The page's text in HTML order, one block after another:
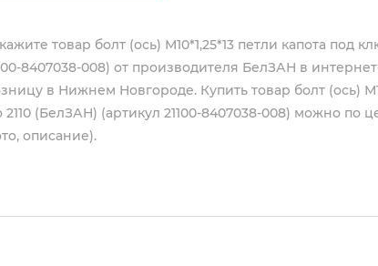
товар болт (ось) М10*1,25*13 петли капота под
8407038-008) от производителя БелЗАН в
в Нижнем Новгороде. Купить товар болт (ось)
2110 (БелЗАН) (артикул 21100-8407038-008) можно по
описание).